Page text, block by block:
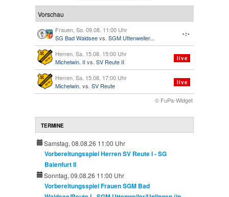
Vorschau
Frauen, So. 09.08. 11:00 Uhr
SG Bad Waldseevs. SGM Uttenweiler...
-:-
Herren, Sa. 15.08. 15:00 Uhr
Michelwin. IIvs. SV Reute II live
Herren, Sa. 15.08. 17:00 Uhr
Michelwin. vs. SV Reute live
© FuPa-Widget
TERMINE
Samstag, 08.08.26 11:00 Uhr
Vorbereitungsspiel Herren SV Reute I - SG
Baienfurt II
Sonntag, 09.08.26 11:00 Uhr
Vorbereitungsspiel Frauen SGM Bad